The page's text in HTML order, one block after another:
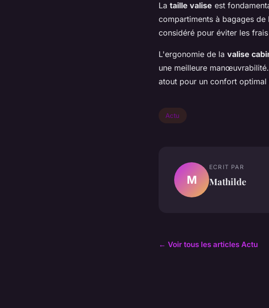
La taille valise est
compartiments à bagages de
considéré pour éviter les
L'ergonomie de la valise
une meilleure
atout pour un confort
Actu
M
ECRIT PAR
Mathilde
← Voir tous les articles Actu